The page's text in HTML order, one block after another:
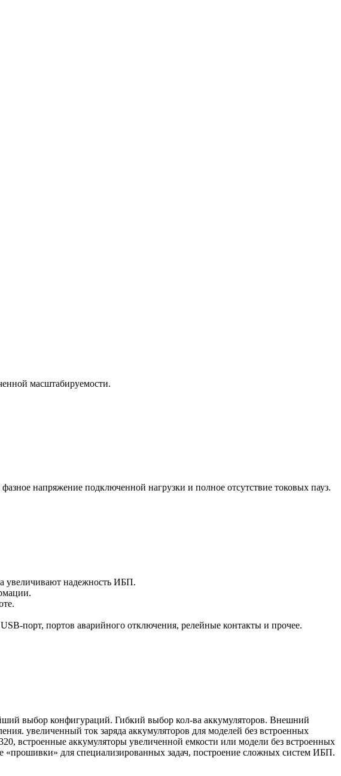
масштабируемости.
напряжение подключенной нагрузки и полное отсутствие токовых пауз.
увеличивают надежность ИБП.
порт, портов аварийного отключения, релейные контакты и прочее.
выбор конфигураций. Гибкий выбор кол-ва аккумуляторов. Внешний
увеличенный ток заряда аккумуляторов для моделей без встроенных
встроенные аккумуляторы увеличенной емкости или модели без встроенных
«прошивки» для специализированных задач, построение сложных систем ИБП.